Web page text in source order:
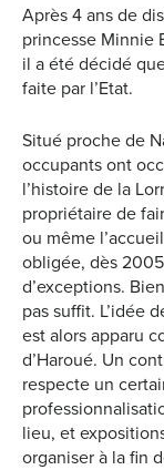
Après 4 ans de
princesse Minnie
il a été décidé
faite par l’Etat.
Situé proche de
occupants ont
l’histoire de la
propriétaire de
ou même
obligée, dès
d’exceptions.
pas suffit. L’idée
est alors apparu
d’Haroué. Un
respecte un
lieu, et
organiser à la fin